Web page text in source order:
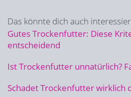
Das könnte dich auch
Gutes Trockenfutter: Diese
entscheidend
Ist Trockenfutter unnatürlich?
Schadet Trockenfutter wirklich